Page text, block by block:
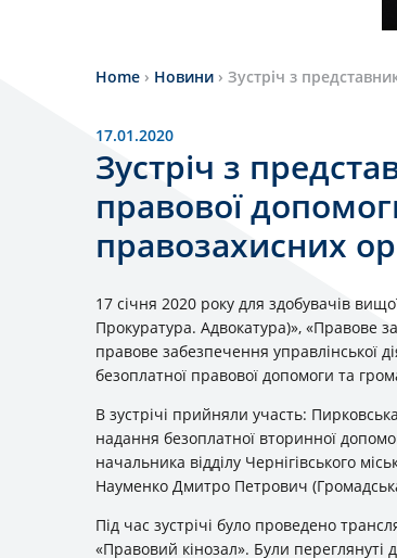
Home › Новини › Зустріч з
17.01.2020
Зустріч з
правової
правозахисних
17 січня 2020 року для здобувачів
Прокуратура. Адвокатура)», «Правове
правове забезпечення управлінської
безоплатної правової допомоги та
В зустрічі прийняли участь:
надання безоплатної вторинної
начальника відділу Чернігівського
Науменко Дмитро Петрович
Під час зустрічі було проведено
«Правовий кінозал». Були